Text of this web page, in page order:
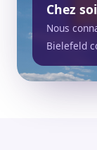
Chez
Nous
Bielefeld